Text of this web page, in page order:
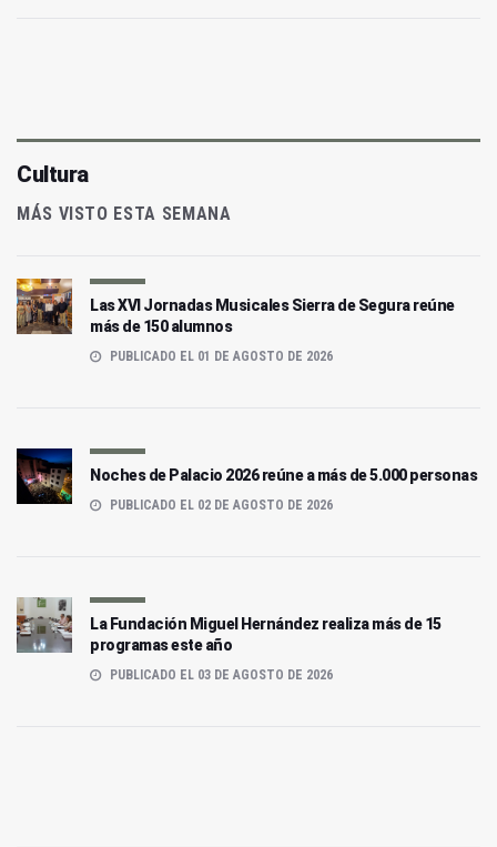
Cultura
MÁS VISTO ESTA SEMANA
Las XVI Jornadas Musicales Sierra de Segura reúne
más de 150 alumnos
PUBLICADO EL 01 DE AGOSTO DE 2026
Noches de Palacio 2026 reúne a más de 5.000 personas
PUBLICADO EL 02 DE AGOSTO DE 2026
La Fundación Miguel Hernández realiza más de 15
programas este año
PUBLICADO EL 03 DE AGOSTO DE 2026